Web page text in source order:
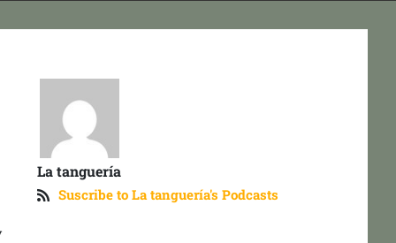
La tanguería
Suscribe to La tanguería's Podcasts